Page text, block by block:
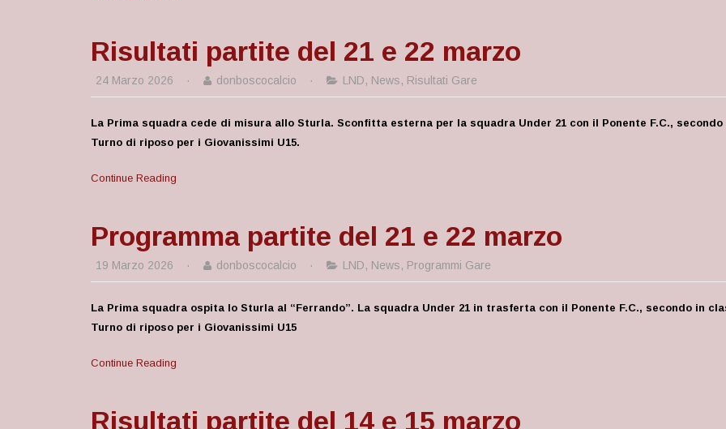
Risultati partite del 21 e 22 marzo
24 Marzo 2026 · donboscocalcio · LND, News, Risultati Gare
La Prima squadra cede di misura allo Sturla. Sconfitta esterna per la squadra Under 21 con il Ponente F.C.,
Turno di riposo per i Giovanissimi U15.
Continue Reading
Programma partite del 21 e 22 marzo
19 Marzo 2026 · donboscocalcio · LND, News, Programmi Gare
La Prima squadra ospita lo Sturla al “Ferrando”. La squadra Under 21 in trasferta con il Ponente F.C., secondo in
Turno di riposo per i Giovanissimi U15
Continue Reading
Risultati partite del 14 e 15 marzo